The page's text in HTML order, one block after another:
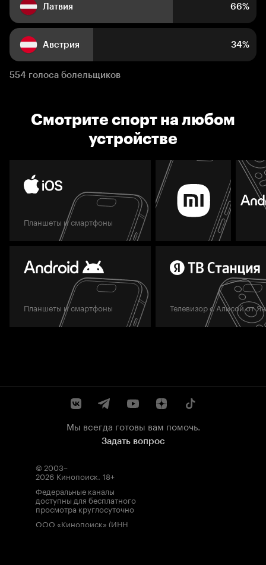
Латвия 66%
Австрия 34%
554 голоса болельщиков
Смотрите спорт на любом
устройстве
Планшеты и смартфоны
Планшеты и смартфоны Телевизор с Алисой от
Мы всегда готовы вам помочь.
Задать вопрос
© 2003–
2026 Кинопоиск 18+
Федеральные каналы
доступны для бесплатного
просмотра круглосуточно
ООО «Кинопоиск» (ИНН